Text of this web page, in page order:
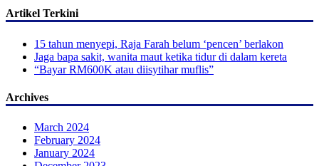
Artikel Terkini
15 tahun menyepi, Raja Farah belum ‘pencen’ berlakon
Jaga bapa sakit, wanita maut ketika tidur di dalam kereta
“Bayar RM600K atau diisytihar muflis”
Archives
March 2024
February 2024
January 2024